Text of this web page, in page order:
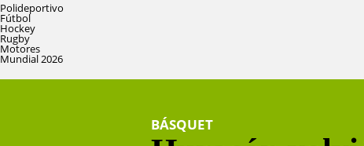
Polideportivo
Fútbol
Hockey
Rugby
Motores
Mundial 2026
BÁSQUET